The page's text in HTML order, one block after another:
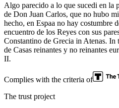
Algo parecido a lo que sucedi en la
de Don Juan Carlos, que no hubo
hecho, en Espaa no hay costumbre
encuentro de los Reyes con sus
Constantino de Grecia in Atenas. In
de Casas reinantes y no reinantes
II.
Complies with the criteria of
The trust project